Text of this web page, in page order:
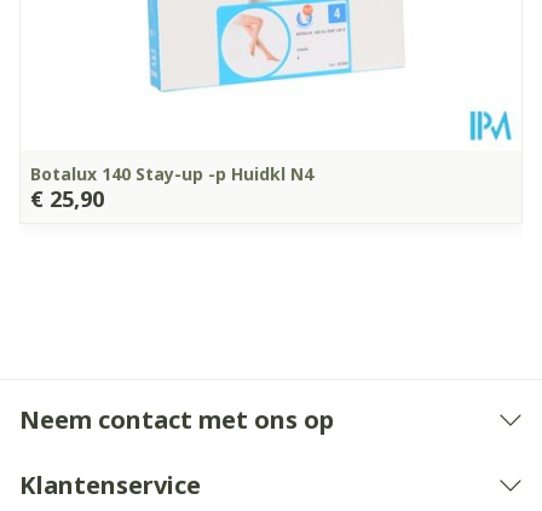
Botalux 140 Stay-up -p Huidkl N4
€ 25,90
Neem contact met ons op
Klantenservice